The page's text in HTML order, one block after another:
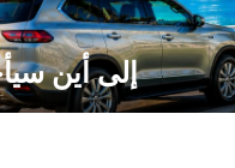
إلى أين